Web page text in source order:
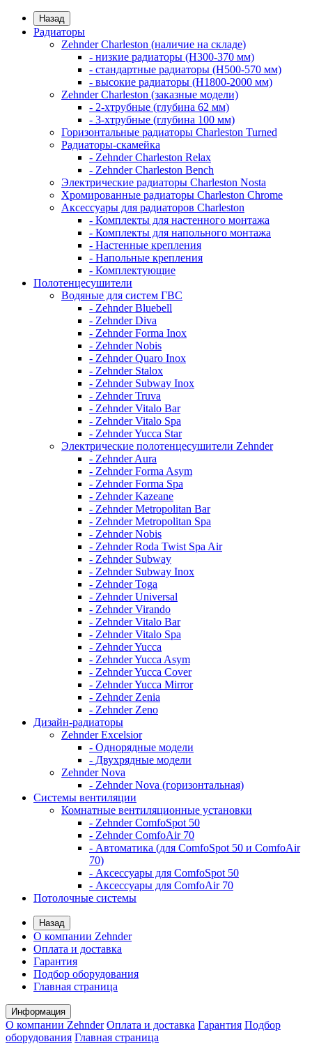
Назад
Радиаторы
Zehnder Charleston (наличие на складе)
- низкие радиаторы (H300-370 мм)
- стандартные радиаторы (H500-570 мм)
- высокие радиаторы (H1800-2000 мм)
Zehnder Charleston (заказные модели)
- 2-хтрубные (глубина 62 мм)
- 3-хтрубные (глубина 100 мм)
Горизонтальные радиаторы Charleston Turned
Радиаторы-скамейка
- Zehnder Charleston Relax
- Zehnder Charleston Bench
Электрические радиаторы Charleston Nosta
Хромированные радиаторы Charleston Chrome
Аксессуары для радиаторов Charleston
- Комплекты для настенного монтажа
- Комплекты для напольного монтажа
- Настенные крепления
- Напольные крепления
- Комплектующие
Полотенцесушители
Водяные для систем ГВС
- Zehnder Bluebell
- Zehnder Diva
- Zehnder Forma Inox
- Zehnder Nobis
- Zehnder Quaro Inox
- Zehnder Stalox
- Zehnder Subway Inox
- Zehnder Truva
- Zehnder Vitalo Bar
- Zehnder Vitalo Spa
- Zehnder Yucca Star
Электрические полотенцесушители Zehnder
- Zehnder Aura
- Zehnder Forma Asym
- Zehnder Forma Spa
- Zehnder Kazeane
- Zehnder Metropolitan Bar
- Zehnder Metropolitan Spa
- Zehnder Nobis
- Zehnder Roda Twist Spa Air
- Zehnder Subway
- Zehnder Subway Inox
- Zehnder Toga
- Zehnder Universal
- Zehnder Virando
- Zehnder Vitalo Bar
- Zehnder Vitalo Spa
- Zehnder Yucca
- Zehnder Yucca Asym
- Zehnder Yucca Cover
- Zehnder Yucca Mirror
- Zehnder Zenia
- Zehnder Zeno
Дизайн-радиаторы
Zehnder Excelsior
- Однорядные модели
- Двухрядные модели
Zehnder Nova
- Zehnder Nova (горизонтальная)
Системы вентиляции
Комнатные вентиляционные установки
- Zehnder ComfoSpot 50
- Zehnder ComfoAir 70
- Автоматика (для ComfoSpot 50 и ComfoAir
70)
- Аксессуары для ComfoSpot 50
- Аксессуары для ComfoAir 70
Потолочные системы
Назад
О компании Zehnder
Оплата и доставка
Гарантия
Подбор оборудования
Главная страница
Информация
О компании Zehnder Оплата и доставка Гарантия Подбор
оборудования Главная страница